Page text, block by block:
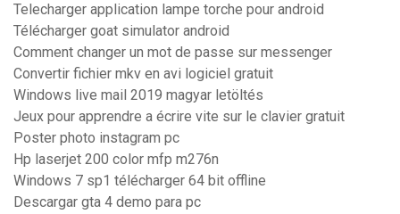
Telecharger application lampe torche pour android
Télécharger goat simulator android
Comment changer un mot de passe sur messenger
Convertir fichier mkv en avi logiciel gratuit
Windows live mail 2019 magyar letöltés
Jeux pour apprendre a écrire vite sur le clavier gratuit
Poster photo instagram pc
Hp laserjet 200 color mfp m276n
Windows 7 sp1 télécharger 64 bit offline
Descargar gta 4 demo para pc